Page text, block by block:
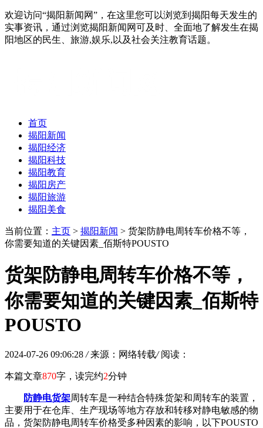
欢迎访问“揭阳新闻网”，在这里您可以浏览到揭阳每天发生的
实事资讯，通过浏览揭阳新闻网可及时、全面地了解发生在揭
阳地区的民生、旅游,娱乐,以及社会关注教育话题。
首页
揭阳新闻
揭阳经济
揭阳科技
揭阳教育
揭阳房产
揭阳旅游
揭阳美食
当前位置： 主页 > 揭阳新闻 > 货架防静电周转车价格不等，
你需要知道的关键因素_佰斯特POUSTO
货架防静电周转车价格不等，
你需要知道的关键因素_佰斯特
POUSTO
2024-07-26 09:06:28 / 来源：网络转载/ 阅读：
本篇文章870字，读完约2分钟
防静电货架周转车是一种结合特殊货架和周转车的装置，
主要用于在仓库、生产现场等地方存放和转移对静电敏感的物
品，货架防静电周转车价格受多种因素的影响，以下POUSTO